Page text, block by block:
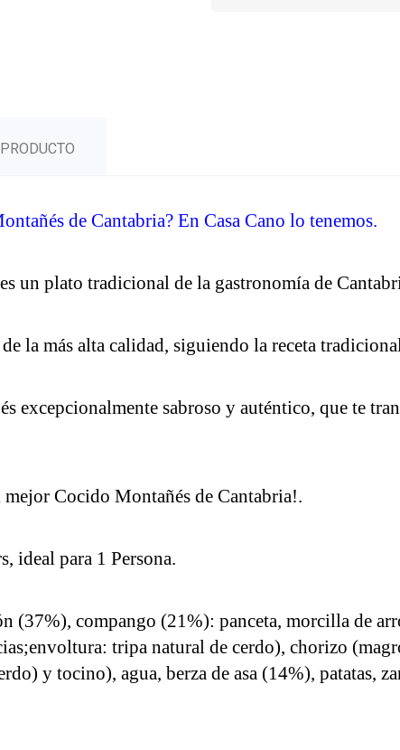
de Cantabria? En Casa Cano lo tenemos.
un plato tradicional de la gastronomía de
la más alta calidad, siguiendo la receta
excepcionalmente sabroso y auténtico, que te
Cocido Montañés de Cantabria!.
ideal para 1 Persona.
(37%), compango (21%): panceta, morcilla de
tripa natural de cerdo), chorizo
y tocino), agua, berza de asa (14%), patatas,